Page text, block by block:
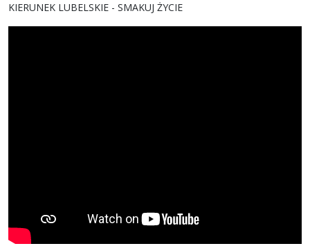
KIERUNEK LUBELSKIE - SMAKUJ ŻYCIE